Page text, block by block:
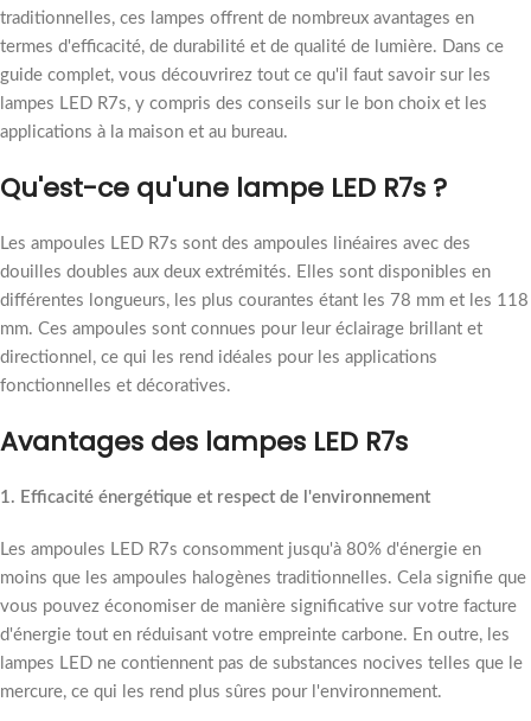
traditionnelles, ces lampes offrent de nombreux avantages en
termes d'efficacité, de durabilité et de qualité de lumière. Dans ce
guide complet, vous découvrirez tout ce qu'il faut savoir sur les
lampes LED R7s, y compris des conseils sur le bon choix et les
applications à la maison et au bureau.
Qu'est-ce qu'une lampe LED R7s ?
Les ampoules LED R7s sont des ampoules linéaires avec des
douilles doubles aux deux extrémités. Elles sont disponibles en
différentes longueurs, les plus courantes étant les 78 mm et les 118
mm. Ces ampoules sont connues pour leur éclairage brillant et
directionnel, ce qui les rend idéales pour les applications
fonctionnelles et décoratives.
Avantages des lampes LED R7s
1. Efficacité énergétique et respect de l'environnement
Les ampoules LED R7s consomment jusqu'à 80% d'énergie en
moins que les ampoules halogènes traditionnelles. Cela signifie que
vous pouvez économiser de manière significative sur votre facture
d'énergie tout en réduisant votre empreinte carbone. En outre, les
lampes LED ne contiennent pas de substances nocives telles que le
mercure, ce qui les rend plus sûres pour l'environnement.